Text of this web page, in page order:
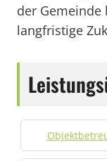
der
langfristige